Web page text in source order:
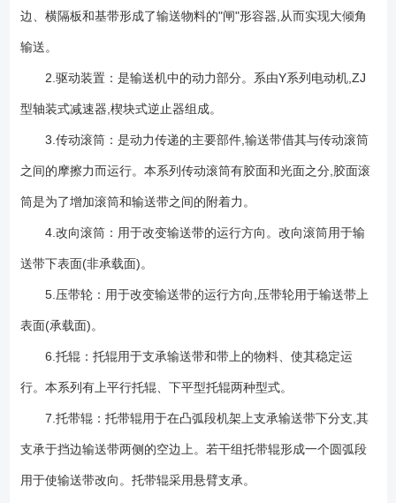
边、横隔板和基带形成了输送物料的"闸"形容器,从而实现大倾角
输送。
2.驱动装置：是输送机中的动力部分。系由Y系列电动机,ZJ
型轴装式减速器,楔块式逆止器组成。
3.传动滚筒：是动力传递的主要部件,输送带借其与传动滚筒
之间的摩擦力而运行。本系列传动滚筒有胶面和光面之分,胶面滚
筒是为了增加滚筒和输送带之间的附着力。
4.改向滚筒：用于改变输送带的运行方向。改向滚筒用于输
送带下表面(非承载面)。
5.压带轮：用于改变输送带的运行方向,压带轮用于输送带上
表面(承载面)。
6.托辊：托辊用于支承输送带和带上的物料、使其稳定运
行。本系列有上平行托辊、下平型托辊两种型式。
7.托带辊：托带辊用于在凸弧段机架上支承输送带下分支,其
支承于挡边输送带两侧的空边上。若干组托带辊形成一个圆弧段
用于使输送带改向。托带辊采用悬臂支承。